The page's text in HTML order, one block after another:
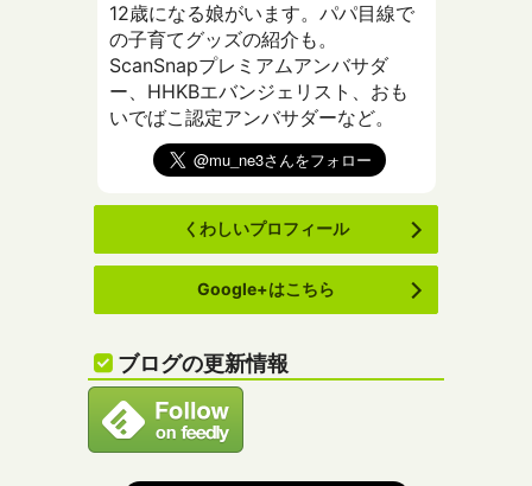
12歳になる娘がいます。パパ目線で
の子育てグッズの紹介も。
ScanSnapプレミアムアンバサダ
ー、HHKBエバンジェリスト、おも
いでばこ認定アンバサダーなど。
くわしいプロフィール
Google+はこちら
ブログの更新情報